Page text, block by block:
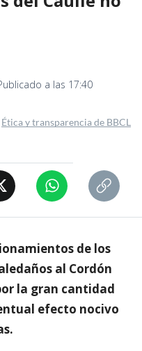
a las 17:40
Ética y transparencia de BBCL
de los
al Cordón
la gran cantidad
efecto nocivo